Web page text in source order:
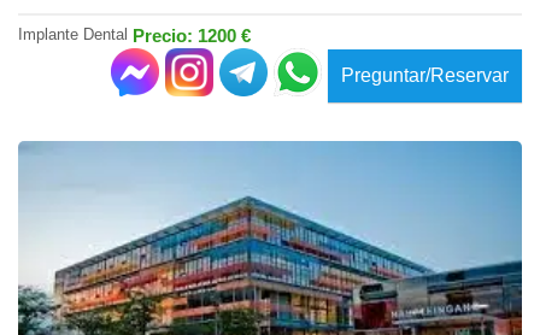
Implante Dental Precio: 1200 €
Preguntar/Reservar